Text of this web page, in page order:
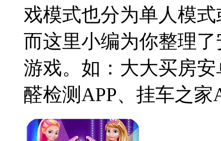
戏模式也分为单人模
而这里小编为你整理
游戏。如：大大买房
醛检测APP、挂车之家